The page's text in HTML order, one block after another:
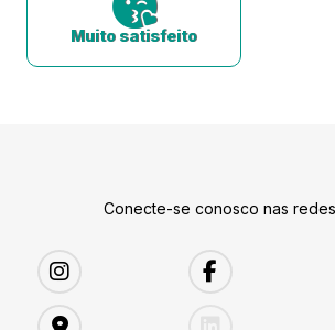
Muito satisfeito
Conecte-se conosco nas